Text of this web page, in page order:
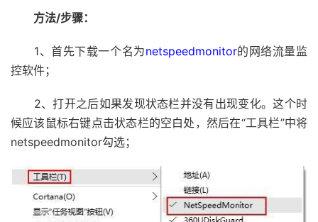
方法/步骤：
1、首先下载一个名为netspeedmonitor的网络流量监
控软件；
2、打开之后如果发现状态栏并没有出现变化。这个时
候应该鼠标右键点击状态栏的空白处，然后在“工具栏”中将
netspeedmonitor勾选；